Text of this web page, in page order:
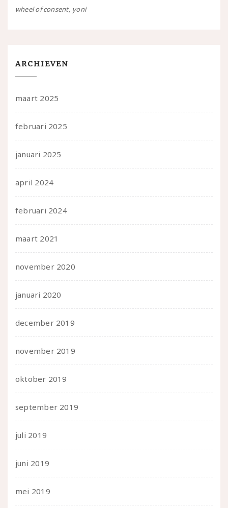
wheel of consent yoni
ARCHIEVEN
maart 2025
februari 2025
januari 2025
april 2024
februari 2024
maart 2021
november 2020
januari 2020
december 2019
november 2019
oktober 2019
september 2019
juli 2019
juni 2019
mei 2019